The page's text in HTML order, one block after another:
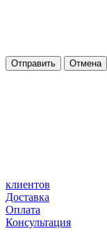
Отправить Отмена
клиентов
Доставка
Оплата
Консультация